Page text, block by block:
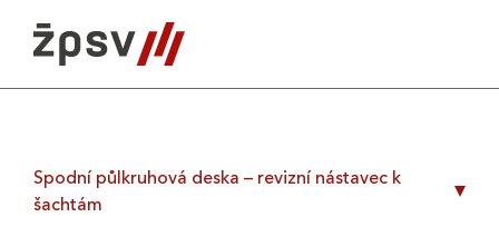
content
Spodní půlkruhová deska – revizní nástavec k
šachtám